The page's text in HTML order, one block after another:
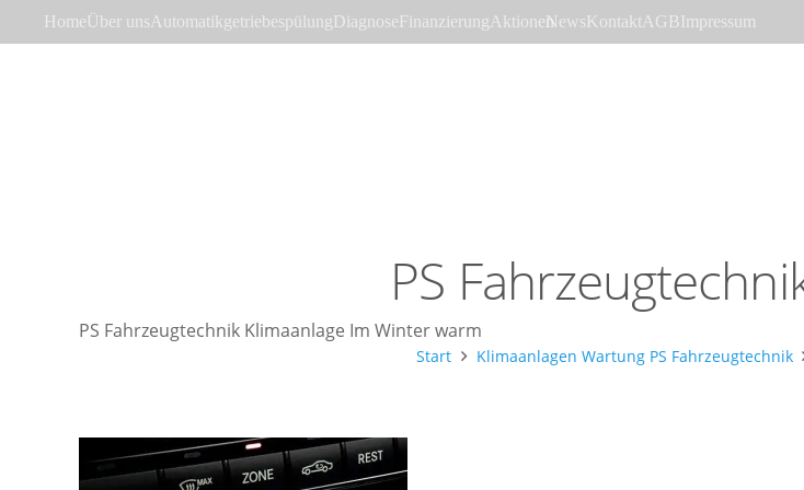
HomeÜber uns AutomatikgetriebespülungDiagnoseFinanzierung AktionenNewsKontakt AGBImpressum
PS
PS Fahrzeugtechnik Klimaanlage Im Winter warm
Start Klimaanlagen Wartung PS Fahrzeugtechnik